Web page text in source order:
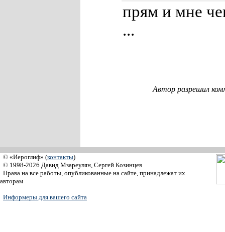
прям и мне
...
Автор разрешил
© «Иероглиф» (контакты)
© 1998-2026 Давид Мзареулян, Сергей Козинцев
Права на все работы, опубликованные на сайте, принадлежат их
авторам
Информеры для вашего сайта